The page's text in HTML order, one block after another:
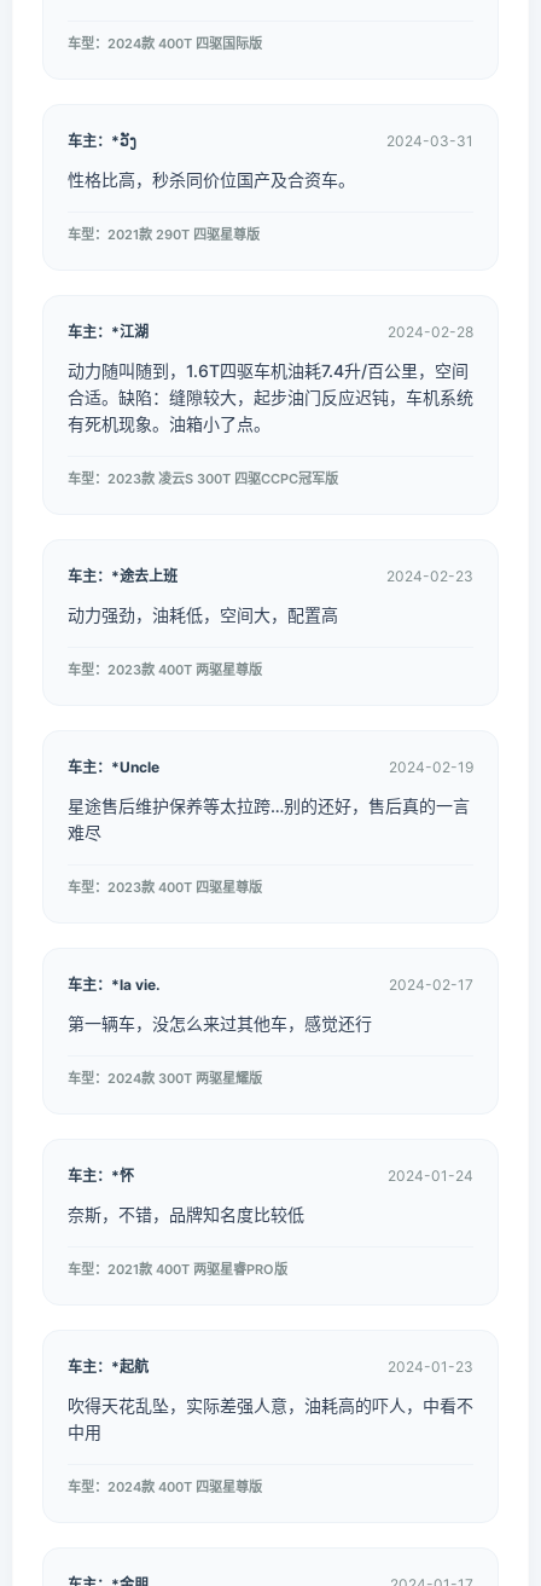
车型：2024款 400T 四驱国际版
车主：*ວັງ 2024-03-31
性格比高，秒杀同价位国产及合资车。
车型：2021款 290T 四驱星尊版
车主：*江湖 2024-02-28
动力随叫随到，1.6T四驱车机油耗7.4升/百公里，空间
合适。缺陷：缝隙较大，起步油门反应迟钝，车机系统
有死机现象。油箱小了点。
车型：2023款 凌云S 300T 四驱CCPC冠军版
车主：*途去上班 2024-02-23
动力强劲，油耗低，空间大，配置高
车型：2023款 400T 两驱星尊版
车主：*Uncle 2024-02-19
星途售后维护保养等太拉跨…别的还好，售后真的一言
难尽
车型：2023款 400T 四驱星尊版
车主：*la vie. 2024-02-17
第一辆车，没怎么来过其他车，感觉还行
车型：2024款 300T 两驱星耀版
车主：*怀 2024-01-24
奈斯，不错，品牌知名度比较低
车型：2021款 400T 两驱星睿PRO版
车主：*起航 2024-01-23
吹得天花乱坠，实际差强人意，油耗高的吓人，中看不
中用
车型：2024款 400T 四驱星尊版